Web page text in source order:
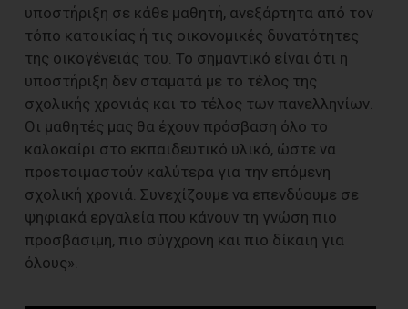
υποστήριξη σε κάθε μαθητή, ανεξάρτητα από τον
τόπο κατοικίας ή τις οικονομικές δυνατότητες
της οικογένειάς του. Το σημαντικό είναι ότι η
υποστήριξη δεν σταματά με το τέλος της
σχολικής χρονιάς και το τέλος των πανελληνίων.
Οι μαθητές μας θα έχουν πρόσβαση όλο το
καλοκαίρι στο εκπαιδευτικό υλικό, ώστε να
προετοιμαστούν καλύτερα για την επόμενη
σχολική χρονιά. Συνεχίζουμε να επενδύουμε σε
ψηφιακά εργαλεία που κάνουν τη γνώση πιο
προσβάσιμη, πιο σύγχρονη και πιο δίκαιη για
όλους».